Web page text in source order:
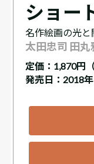
ショー
名作絵画の光と
太田忠司 田丸
定価： 1,870円
発売日：2018